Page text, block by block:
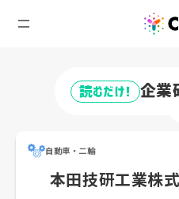
読むだけ! 企業
自動車・二輪
本田技研工業株